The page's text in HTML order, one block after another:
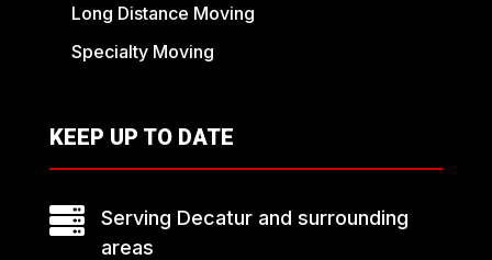
Long Distance Moving
Specialty Moving
KEEP UP TO DATE

Serving Decatur and surrounding
areas